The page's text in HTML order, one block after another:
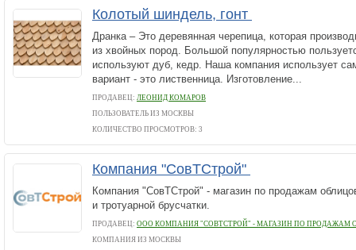
Колотый шиндель, гонт
Дранка – Это деревянная черепица, которая
из хвойных пород. Большой популярностью
используют дуб, кедр. Наша компания использует
вариант - это лиственница. Изготовление...
ПРОДАВЕЦ: ЛЕОНИД КОМАРОВ
ПОЛЬЗОВАТЕЛЬ ИЗ МОСКВЫ
КОЛИЧЕСТВО ПРОСМОТРОВ: 3
Компания "СовТСтрой"
Компания "СовТСтрой" - магазин по продажам
и тротуарной брусчатки.
ПРОДАВЕЦ: ООО КОМПАНИЯ "СОВТСТРОЙ" - МАГАЗИН ПО ПРОДАЖАМ
КОМПАНИЯ ИЗ МОСКВЫ